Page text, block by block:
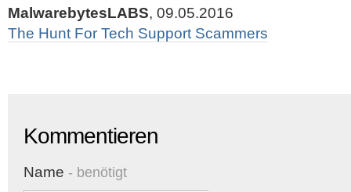
MalwarebytesLABS, 09.05.2016
The Hunt For Tech Support Scammers
Kommentieren
Name - benötigt